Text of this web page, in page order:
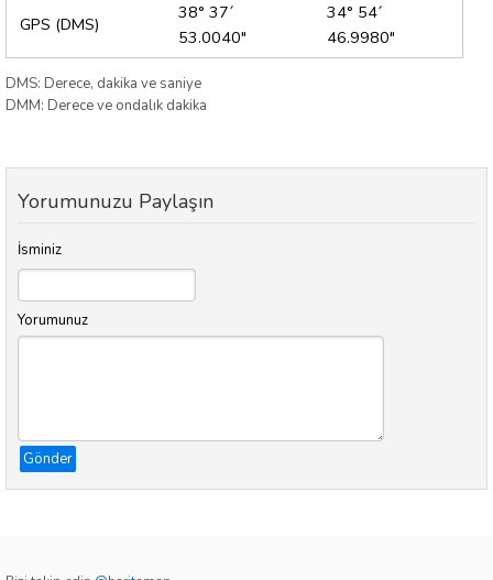
GPS (DMS)
38° 37´
53.0040"
34° 54´
46.9980"
DMS: Derece, dakika ve saniye
DMM: Derece ve ondalık dakika
Yorumunuzu Paylaşın
İsminiz
Yorumunuz
Gönder